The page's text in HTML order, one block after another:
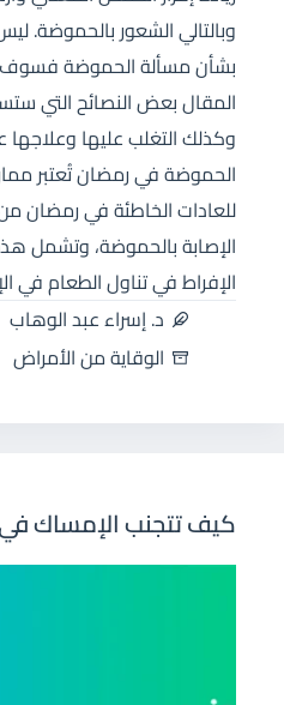
وبالتالي الشعور بالحموضة.
بشأن مسألة الحموضة فسوف
المقال بعض النصائح التي
وكذلك التغلب عليها
الحموضة في رمضان تُعتبر
للعادات الخاطئة في رمضان
الإصابة بالحموضة، وتشمل
الإفراط في تناول الطعام في
د. إسراء عبد الوهاب
الوقاية من الأمراض
كيف تتجنب الإمساك